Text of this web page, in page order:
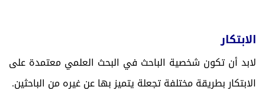
الابتكار
لابد أن تكون شخصية الباحث في البحث العلمي معتمدة على
الابتكار بطريقة مختلفة تجعلة يتميز بها عن غيره من الباحثين.